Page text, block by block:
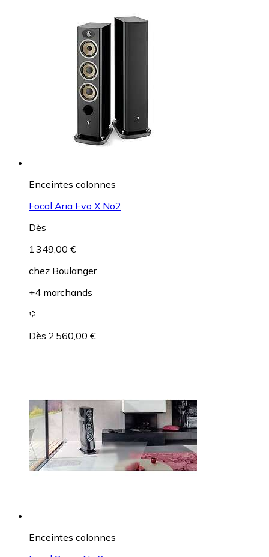
Enceintes colonnes
Focal Aria Evo X No2
Dès
1 349,00 €
chez Boulanger
+4 marchands
Dès 2 560,00 €
Enceintes colonnes